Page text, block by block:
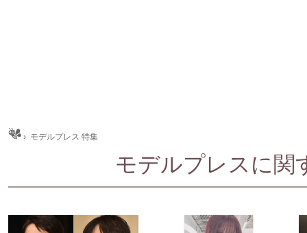
› モデルプレス 特集
モデルプレスに関